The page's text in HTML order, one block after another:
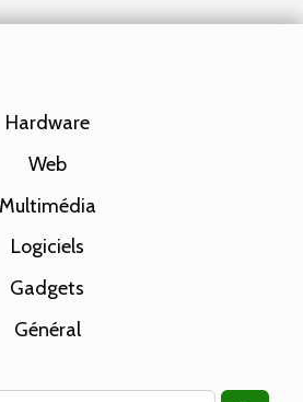
Hardware
Web
Multimédia
Logiciels
Gadgets
Général